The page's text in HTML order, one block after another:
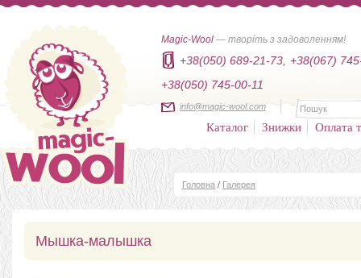
Magic-Wool — творіть з задоволенням!
+38(050) 689-21-73,
+38(067)
+38(050) 745-00-11
info@magic-wool.com
Каталог Знижки Оплата
Головна / Галерея
Мышка-малышка